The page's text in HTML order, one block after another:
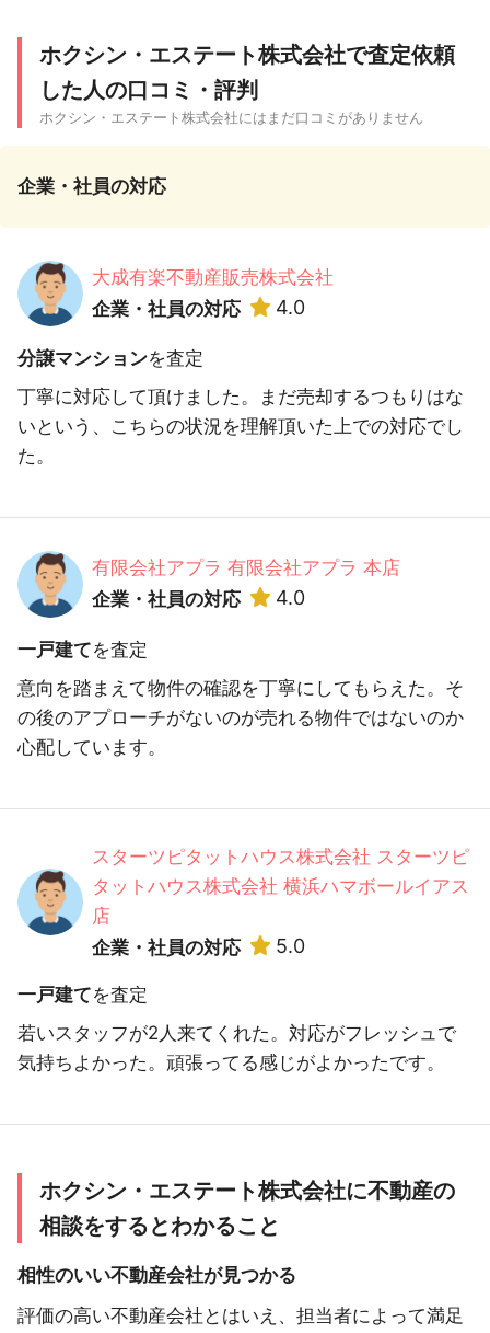
ホクシン・エステート株式会社で査定依頼
した人の口コミ・評判
ホクシン・エステート株式会社にはまだ口コミがありません
企業・社員の対応
大成有楽不動産販売株式会社
企業・社員の対応
4.0
分譲マンションを査定
丁寧に対応して頂けました。まだ売却するつもりはな
いという、こちらの状況を理解頂いた上での対応でし
た。
有限会社アプラ 有限会社アプラ 本店
企業・社員の対応
4.0
一戸建てを査定
意向を踏まえて物件の確認を丁寧にしてもらえた。そ
の後のアプローチがないのが売れる物件ではないのか
心配しています。
スターツピタットハウス株式会社 スターツピ
タットハウス株式会社 横浜ハマボールイアス
店
企業・社員の対応
5.0
一戸建てを査定
若いスタッフが2人来てくれた。対応がフレッシュで
気持ちよかった。頑張ってる感じがよかったです。
ホクシン・エステート株式会社に不動産の
相談をするとわかること
相性のいい不動産会社が見つかる
評価の高い不動産会社とはいえ、担当者によって満足